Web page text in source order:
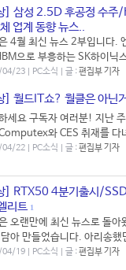
] 삼성 2.5D 후공정 수주
업계 동향 뉴스..
4월 최신 뉴스 2부입니다.
으로 부흥하는 SK하이닉
23 | PC소식 | 글 :편집부 기자
] 월드IT쇼? 월클은 아닌
세요 구독자 여러분! 지난
와 CES 취재를 다
22 | PC소식 | 글 :편집부 기자
] RTX50 4분기출시/
리트 1
오랜만에 최신 뉴스로 돌
아 만들었습니다. 아리송
19 | PC소식 | 글 :편집부 기자